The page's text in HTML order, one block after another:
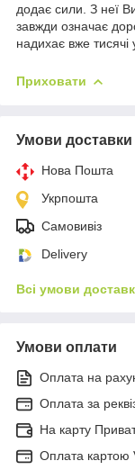
додає сили. З неї
завжди означає
надихає вже тисячі
Приховати
Умови доставки
Нова Пошта
Укрпошта
Самовивіз
Delivery
Всі умови
Умови оплати
Оплата на
Оплата за
На карту
Оплата картою